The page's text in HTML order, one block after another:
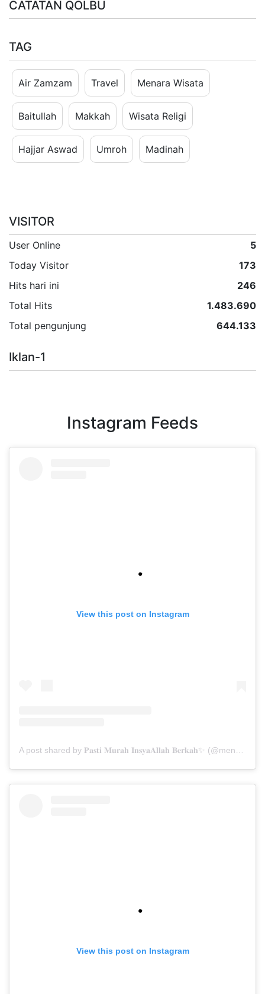
CATATAN QOLBU
TAG
Air Zamzam Travel Menara Wisata
Baitullah Makkah Wisata Religi
Hajjar Aswad Umroh Madinah
VISITOR
User Online
5
Today Visitor
173
Hits hari ini
246
Total Hits
1.483.690
Total pengunjung
644.133
Iklan-1
Instagram Feeds
View this post on Instagram
View this post on Instagram